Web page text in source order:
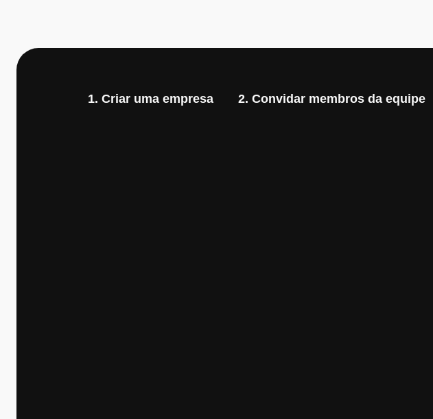
1. Criar uma empresa 2. Convidar membros da equipe